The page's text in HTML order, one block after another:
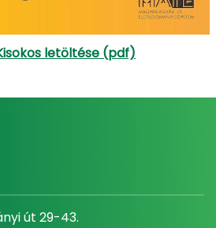
letöltése (pdf)
út 29-43.